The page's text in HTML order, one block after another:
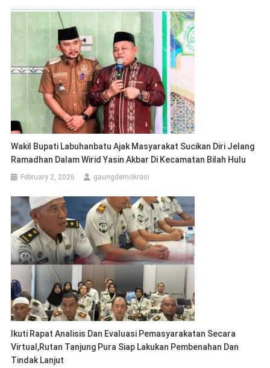
Wakil Bupati Labuhanbatu Ajak Masyarakat Sucikan Diri Jelang
Ramadhan Dalam Wirid Yasin Akbar Di Kecamatan Bilah Hulu
February 2, 2026 gaungdemokrasi
Ikuti Rapat Analisis Dan Evaluasi Pemasyarakatan Secara
Virtual,Rutan Tanjung Pura Siap Lakukan Pembenahan Dan
Tindak Lanjut